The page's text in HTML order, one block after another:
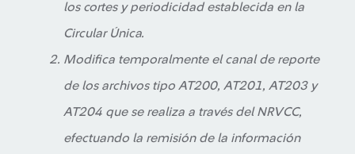
los cortes y periodicidad establecida en la
Circular Única.
Modifica temporalmente el canal de reporte
de los archivos tipo AT200, AT201, AT203 y
AT204 que se realiza a través del NRVCC,
efectuando la remisión de la información